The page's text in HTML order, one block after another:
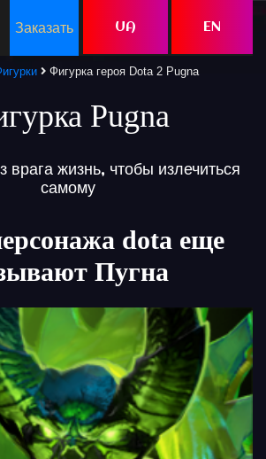
Заказать UA EN
Фигурка героя Dota 2 Pugna
Pugna
врага жизнь, чтобы излечиться
самому
dota еще
Пугна